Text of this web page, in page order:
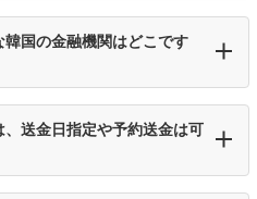
韓国の金融機関はどこです
、送金日指定や予約送金は可